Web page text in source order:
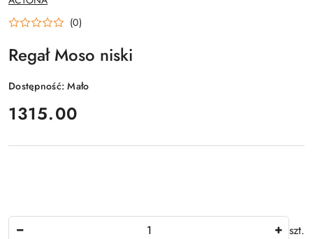
PRODUCENTA:
(0)
Regał Moso niski
Dostępność:Mało
cena:
1315.00
szt.